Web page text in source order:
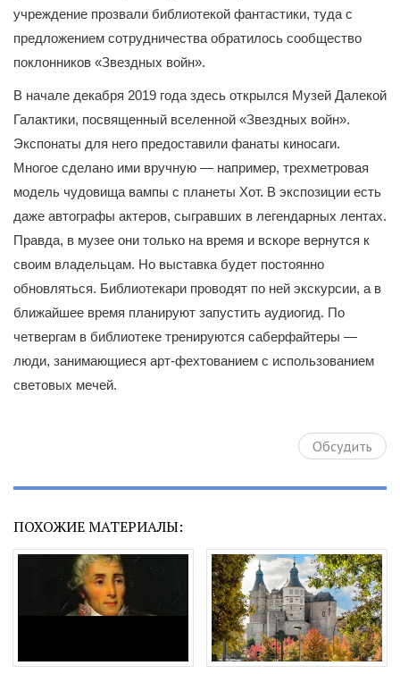
учреждение прозвали библиотекой фантастики, туда с
предложением сотрудничества обратилось сообщество
поклонников «Звездных войн».
В начале декабря 2019 года здесь открылся Музей Далекой
Галактики, посвященный вселенной «Звездных войн».
Экспонаты для него предоставили фанаты киносаги.
Многое сделано ими вручную — например, трехметровая
модель чудовища вампы с планеты Хот. В экспозиции есть
даже автографы актеров, сыгравших в легендарных лентах.
Правда, в музее они только на время и вскоре вернутся к
своим владельцам. Но выставка будет постоянно
обновляться. Библиотекари проводят по ней экскурсии, а в
ближайшее время планируют запустить аудиогид. По
четвергам в библиотеке тренируются саберфайтеры —
люди, занимающиеся арт-фехтованием с использованием
световых мечей.
Обсудить
ПОХОЖИЕ МАТЕРИАЛЫ: